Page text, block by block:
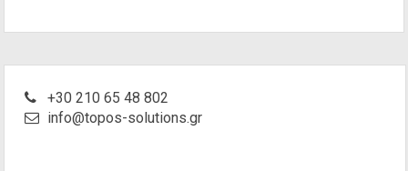
+30 210 65 48 802
info@topos-solutions.gr